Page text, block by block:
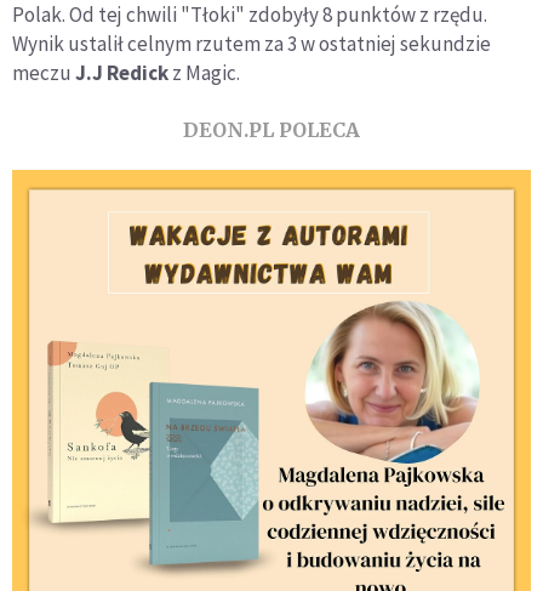
Polak. Od tej chwili "Tłoki" zdobyły 8 punktów z rzędu.
Wynik ustalił celnym rzutem za 3 w ostatniej sekundzie
meczu J.J Redickz Magic.
DEON.PL POLECA